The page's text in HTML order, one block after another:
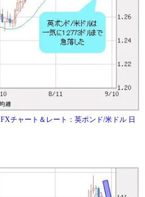
FXチャート＆レート：英ポンド/米ドル 日